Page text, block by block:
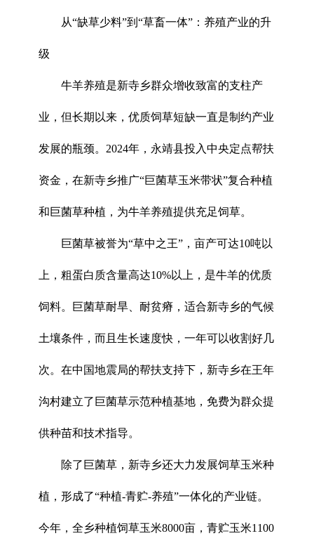
从“缺草少料”到“草畜一体”：养殖产业的升
级
牛羊养殖是新寺乡群众增收致富的支柱产
业，但长期以来，优质饲草短缺一直是制约产业
发展的瓶颈。2024年，永靖县投入中央定点帮扶
资金，在新寺乡推广“巨菌草玉米带状”复合种植
和巨菌草种植，为牛羊养殖提供充足饲草。
巨菌草被誉为“草中之王”，亩产可达10吨以
上，粗蛋白质含量高达10%以上，是牛羊的优质
饲料。巨菌草耐旱、耐贫瘠，适合新寺乡的气候
土壤条件，而且生长速度快，一年可以收割好几
次。在中国地震局的帮扶支持下，新寺乡在王年
沟村建立了巨菌草示范种植基地，免费为群众提
供种苗和技术指导。
除了巨菌草，新寺乡还大力发展饲草玉米种
植，形成了“种植-青贮-养殖”一体化的产业链。
今年，全乡种植饲草玉米8000亩，青贮玉米1100